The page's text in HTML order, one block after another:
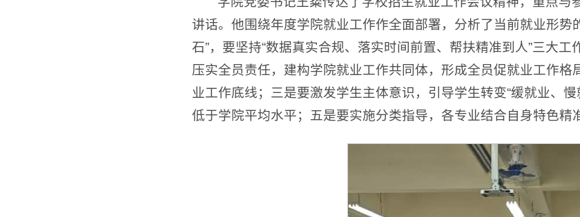
讲话。他围绕年度学院就业工作作全面部署，分析了当前就业形
石”，要坚持“数据真实合规、落实时间前置、帮扶精准到人”三大
压实全员责任，建构学院就业工作共同体，形成全员促就业工作格
业工作底线；三是要激发学生主体意识，引导学生转变“缓就业、
低于学院平均水平；五是要实施分类指导，各专业结合自身特色精